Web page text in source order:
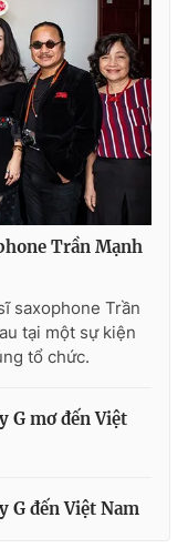
khi phát hành lại
Trần Mạnh
saxophone Trần
tại một sự kiện
tổ chức.
G mơ đến Việt
G đến Việt Nam